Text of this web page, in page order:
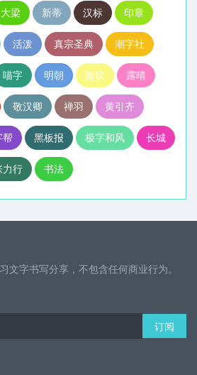
大梁 新蒂 汉标 印章
活泼 真宗圣典 潮字社
喵字 明朝 微软 露晴
敬汉卿 禅羽 黄引齐
帮 黑板报 极字和风 长城
力行 书法
文字书写分享，不包含任何商业行为。
订阅